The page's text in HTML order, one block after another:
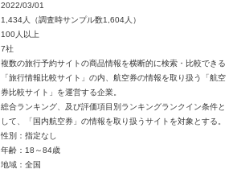
2022/03/01
1,434人（調査時サンプル数1,604人）
100人以上
7社
複数の旅行予約サイトの商品情報を横断的に検索・比較できる
「旅行情報比較サイト」の内、航空券の情報を取り扱う「航空
券比較サイト」を運営する企業。
総合ランキング、及び評価項目別ランキングランクイン条件と
して、「国内航空券」の情報を取り扱うサイトを対象とする。
性別：指定なし
年齢：18～84歳
地域：全国